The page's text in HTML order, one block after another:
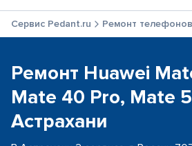
Сервис Pedant.ru Ремонт телефонов
Ремонт Huawei
Mate 40 Pro, Mate
Астрахани